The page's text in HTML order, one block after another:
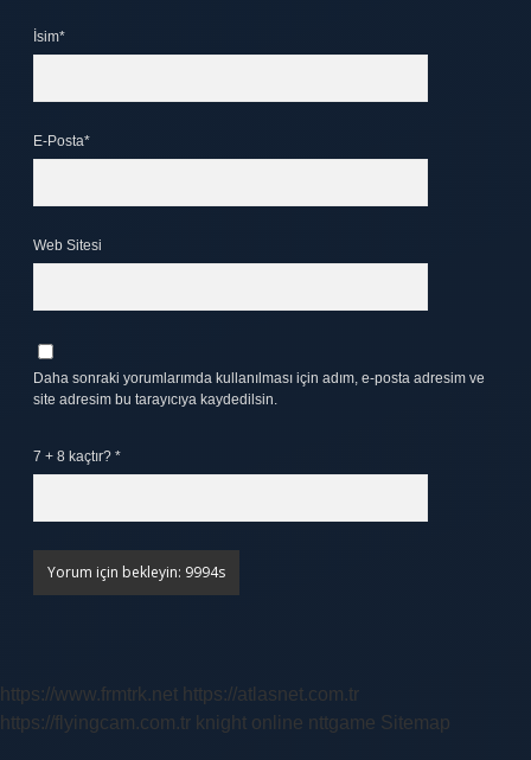
İsim*
E-Posta*
Web Sitesi
Daha sonraki yorumlarımda kullanılması için adım, e-posta adresim ve
site adresim bu tarayıcıya kaydedilsin.
7 + 8 kaçtır? *
https://www.frmtrk.net https://atlasnet.com.tr
https://flyingcam.com.tr knight online nttgame Sitemap